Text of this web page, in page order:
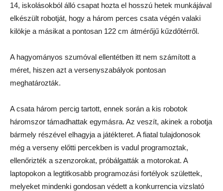
14, iskolásokból álló csapat hozta el hosszú hetek munkájával
elkészült robotját, hogy a három perces csata végén valaki
kilökje a másikat a pontosan 122 cm átmérőjű kűzdőtérről.
A hagyományos szumóval ellentétben itt nem számított a
méret, hiszen azt a versenyszabályok pontosan
meghatározták.
A csata három percig tartott, ennek során a kis robotok
háromszor támadhattak egymásra. Az veszít, akinek a robotja
bármely részével elhagyja a játékteret. A fiatal tulajdonosok
még a verseny előtti percekben is vadul programoztak,
ellenőrizték a szenzorokat, próbálgatták a motorokat. A
laptopokon a legtitkosabb programozási fortélyok születtek,
melyeket mindenki gondosan védett a konkurrencia vizslató